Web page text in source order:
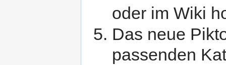
oder im Wiki
Das neue
passenden